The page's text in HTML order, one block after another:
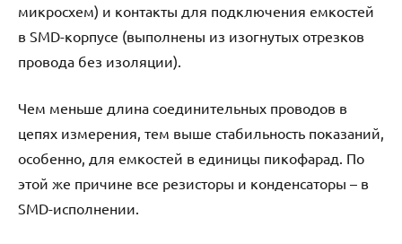
микросхем) и контакты для подключения емкостей
в SMD-корпусе (выполнены из изогнутых отрезков
провода без изоляции).
Чем меньше длина соединительных проводов в
цепях измерения, тем выше стабильность показаний,
особенно, для емкостей в единицы пикофарад. По
этой же причине все резисторы и конденсаторы – в
SMD-исполнении.